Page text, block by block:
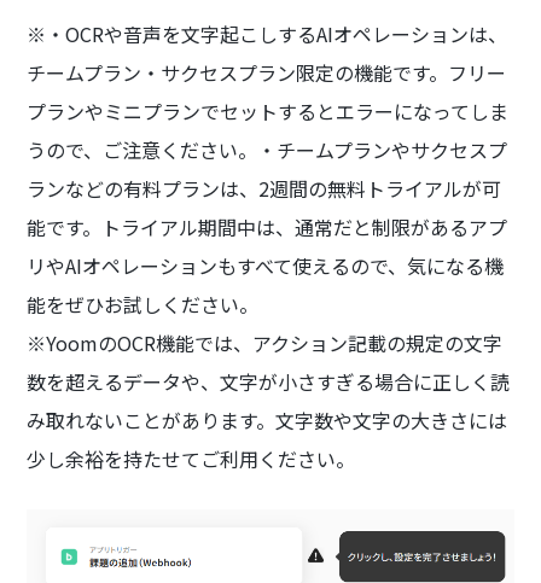
※・OCRや音声を文字起こしするAIオペレーションは、
チームプラン・サクセスプラン限定の機能です。フリー
プランやミニプランでセットするとエラーになってしま
うので、ご注意ください。・チームプランやサクセスプ
ランなどの有料プランは、2週間の無料トライアルが可
能です。トライアル期間中は、通常だと制限があるアプ
リやAIオペレーションもすべて使えるので、気になる機
能をぜひお試しください。
※YoomのOCR機能では、アクション記載の規定の文字
数を超えるデータや、文字が小さすぎる場合に正しく読
み取れないことがあります。文字数や文字の大きさには
少し余裕を持たせてご利用ください。